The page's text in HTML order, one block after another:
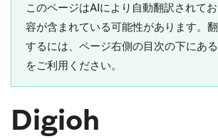
このページはAIにより自動翻訳されて
容が含まれている可能性があります。
するには、ページ右側の目次の下にあ
をご利用ください。
Digioh